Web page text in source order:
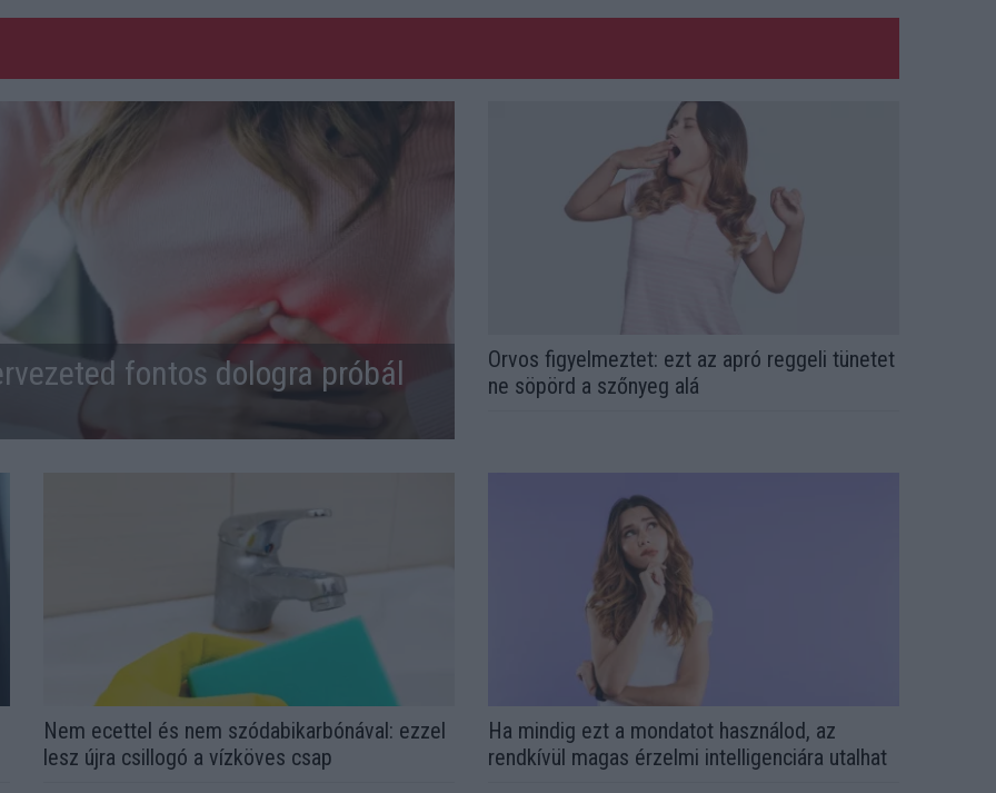
fontos dologra próbál
Orvos figyelmeztet: ezt az apró reggeli tünetet
ne söpörd a szőnyeg alá
Nem ecettel és nem szódabikarbónával: ezzel
lesz újra csillogó a vízköves csap
Ha mindig ezt a mondatot használod, az
rendkívül magas érzelmi intelligenciára utalhat